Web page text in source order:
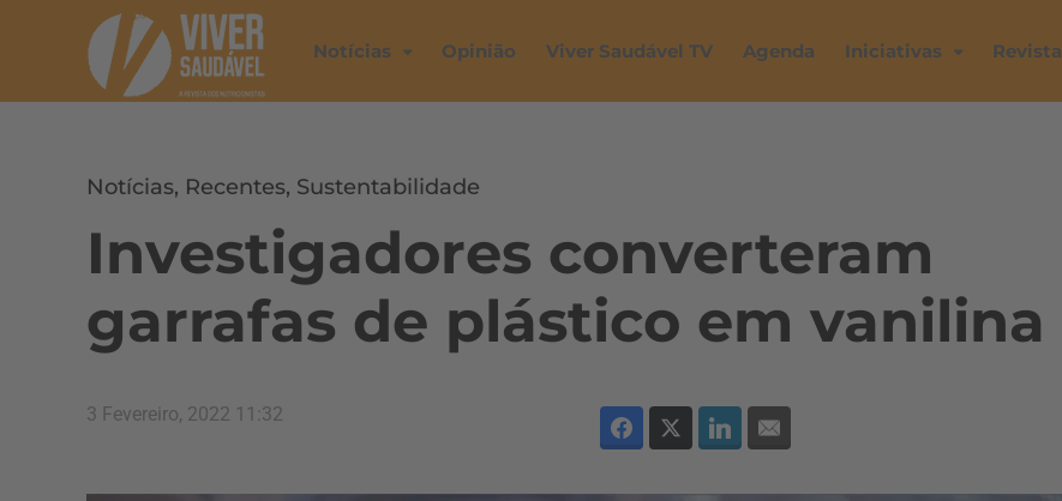
Notícias Opinião Viver Saudável TV Agenda Iniciativas Revista
Notícias, Recentes, Sustentabilidade
Investigadores converteram
garrafas de plástico em vanilina
3 Fevereiro, 2022 11:32